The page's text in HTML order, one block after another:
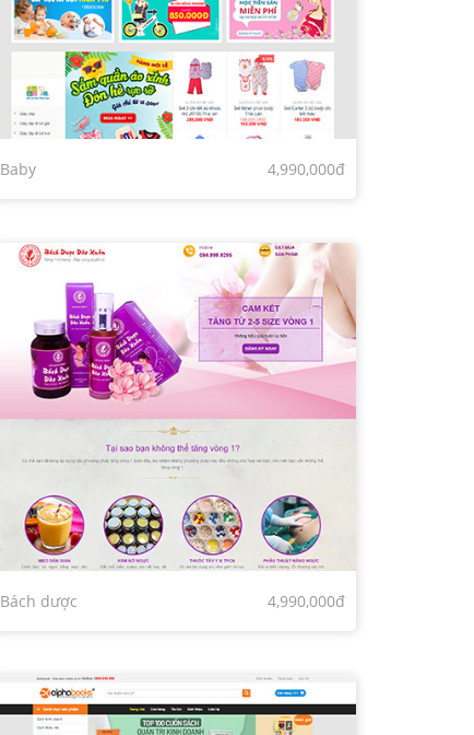
Baby 4,990,000đ
Bách dược 4,990,000đ